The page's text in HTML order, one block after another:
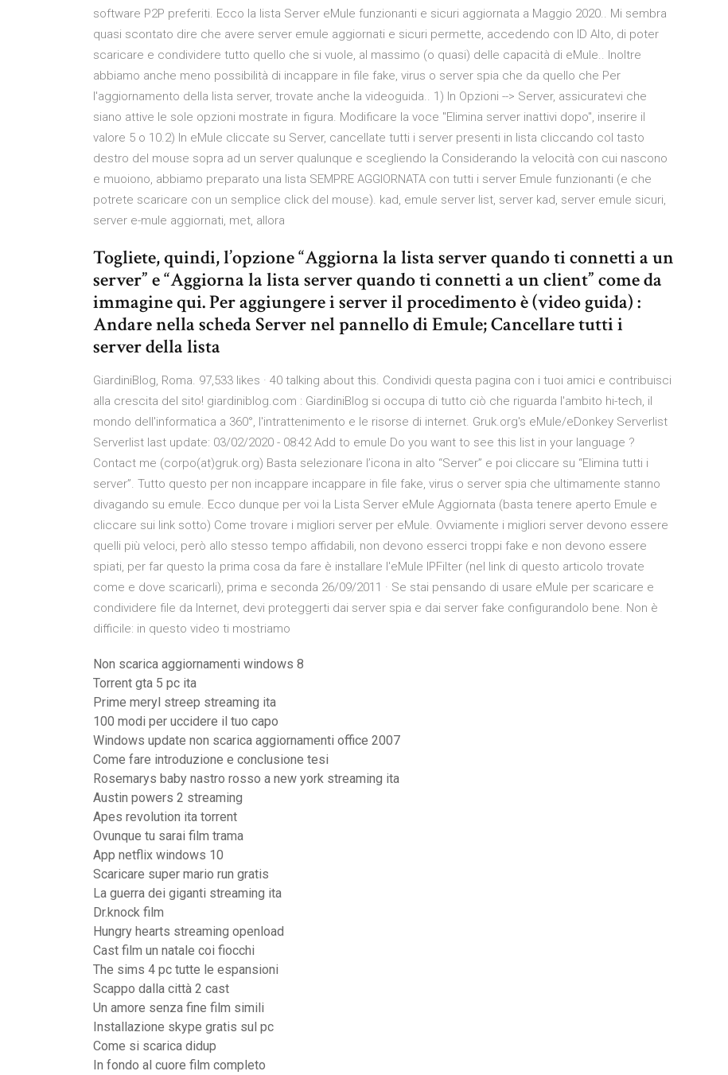
software P2P preferiti. Ecco la lista Server eMule funzionanti e sicuri aggiornata a Maggio 2020.. Mi sembra
quasi scontato dire che avere server emule aggiornati e sicuri permette, accedendo con ID Alto, di poter
scaricare e condividere tutto quello che si vuole, al massimo (o quasi) delle capacità di eMule.. Inoltre
abbiamo anche meno possibilità di incappare in file fake, virus o server spia che da quello che Per
l'aggiornamento della lista server, trovate anche la videoguida.. 1) In Opzioni --> Server, assicuratevi che
siano attive le sole opzioni mostrate in figura. Modificare la voce "Elimina server inattivi dopo", inserire il
valore 5 o 10.2) In eMule cliccate su Server, cancellate tutti i server presenti in lista cliccando col tasto
destro del mouse sopra ad un server qualunque e scegliendo la Considerando la velocità con cui nascono
e muoiono, abbiamo preparato una lista SEMPRE AGGIORNATA con tutti i server Emule funzionanti (e che
potrete scaricare con un semplice click del mouse). kad, emule server list, server kad, server emule sicuri,
server e-mule aggiornati, met, allora
Togliete, quindi, l’opzione “Aggiorna la lista server quando ti connetti a un
server” e “Aggiorna la lista server quando ti connetti a un client” come da
immagine qui. Per aggiungere i server il procedimento è (video guida) :
Andare nella scheda Server nel pannello di Emule; Cancellare tutti i
server della lista
GiardiniBlog, Roma. 97,533 likes · 40 talking about this. Condividi questa pagina con i tuoi amici e contribuisci
alla crescita del sito! giardiniblog.com : GiardiniBlog si occupa di tutto ciò che riguarda l'ambito hi-tech, il
mondo dell'informatica a 360°, l'intrattenimento e le risorse di internet. Gruk.org's eMule/eDonkey Serverlist
Serverlist last update: 03/02/2020 - 08:42 Add to emule Do you want to see this list in your language ?
Contact me (corpo(at)gruk.org) Basta selezionare l’icona in alto “Server” e poi cliccare su “Elimina tutti i
server”. Tutto questo per non incappare incappare in file fake, virus o server spia che ultimamente stanno
divagando su emule. Ecco dunque per voi la Lista Server eMule Aggiornata (basta tenere aperto Emule e
cliccare sui link sotto) Come trovare i migliori server per eMule. Ovviamente i migliori server devono essere
quelli più veloci, però allo stesso tempo affidabili, non devono esserci troppi fake e non devono essere
spiati, per far questo la prima cosa da fare è installare l'eMule IPFilter (nel link di questo articolo trovate
come e dove scaricarli), prima e seconda 26/09/2011 · Se stai pensando di usare eMule per scaricare e
condividere file da Internet, devi proteggerti dai server spia e dai server fake configurandolo bene. Non è
difficile: in questo video ti mostriamo
Non scarica aggiornamenti windows 8
Torrent gta 5 pc ita
Prime meryl streep streaming ita
100 modi per uccidere il tuo capo
Windows update non scarica aggiornamenti office 2007
Come fare introduzione e conclusione tesi
Rosemarys baby nastro rosso a new york streaming ita
Austin powers 2 streaming
Apes revolution ita torrent
Ovunque tu sarai film trama
App netflix windows 10
Scaricare super mario run gratis
La guerra dei giganti streaming ita
Dr.knock film
Hungry hearts streaming openload
Cast film un natale coi fiocchi
The sims 4 pc tutte le espansioni
Scappo dalla città 2 cast
Un amore senza fine film simili
Installazione skype gratis sul pc
Come si scarica didup
In fondo al cuore film completo